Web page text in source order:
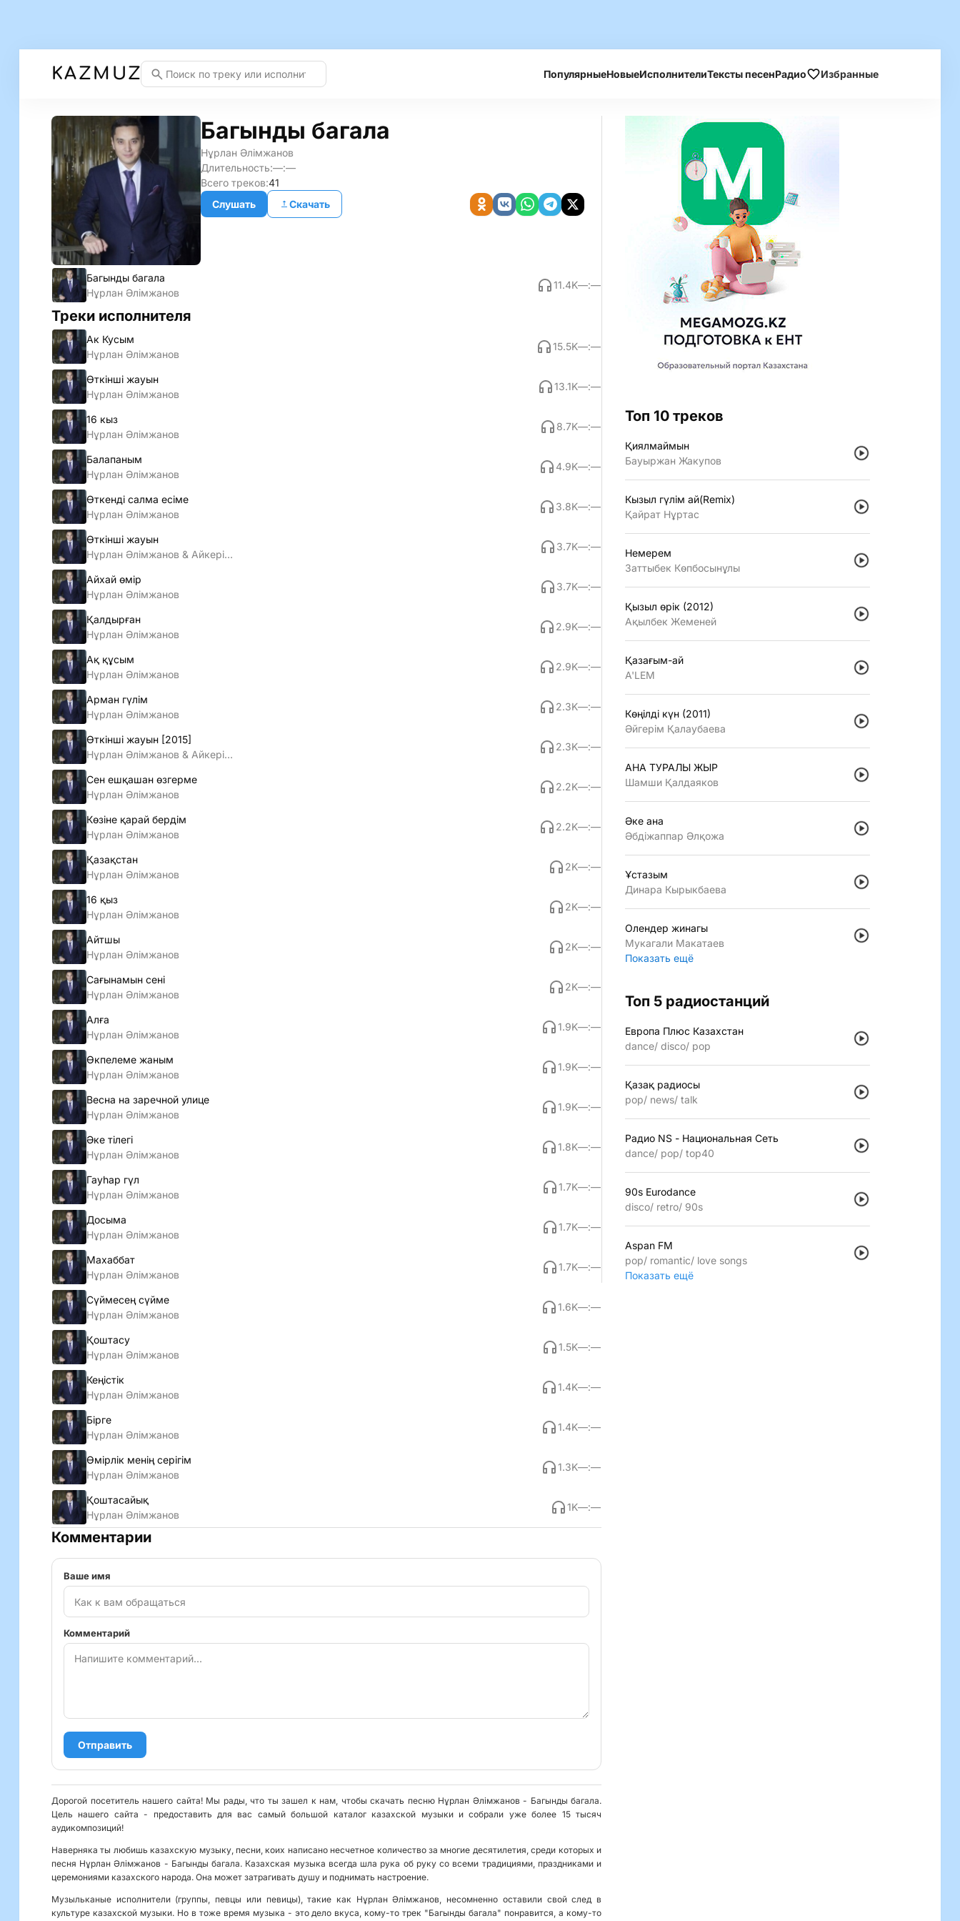
KAZMUZ ПопулярныеНовыеИсполнителиТексты песенРадио Избранные
Багынды багала
Нұрлан Әлiмжанов
Длительность:—:—
Всего треков:41
Слушать
Скачать
Багынды багала
Нұрлан Әлiмжанов
11.4K—:—
Треки исполнителя
Ак Кусым
Нұрлан Әлiмжанов
15.5K—:—
Өткiншi жауын
Нұрлан Әлiмжанов
13.1K—:—
16 кыз
Нұрлан Әлiмжанов
8.7K—:—
Балапаным
Нұрлан Әлімжанов
4.9K—:—
Өткенді салма есіме
Нұрлан Әлімжанов
3.8K—:—
Өткінші жауын
Нұрлан Әлімжанов & Айкерім Қалаубаева
3.7K—:—
Айхай өмір
Нұрлан Әлімжанов
3.7K—:—
Қалдырған
Нұрлан Әлімжанов
2.9K—:—
Ақ құсым
Нұрлан Әлімжанов
2.9K—:—
Арман гүлім
Нұрлан Әлімжанов
2.3K—:—
Өткiншi жауын [2015]
Нұрлан Әлiмжанов & Айкерiм Қалаубаева
2.3K—:—
Сен ешқашан өзгерме
Нұрлан Әлімжанов
2.2K—:—
Көзіне қарай бердім
Нұрлан Әлімжанов
2.2K—:—
Қазақстан
Нұрлан Әлімжанов
2K—:—
16 қыз
Нұрлан Әлімжанов
2K—:—
Айтшы
Нұрлан Әлімжанов
2K—:—
Сағынамын сені
Нұрлан Әлімжанов
2K—:—
Алға
Нұрлан Әлімжанов
1.9K—:—
Өкпелеме жаным
Нұрлан Әлімжанов
1.9K—:—
Весна на заречной улице
Нұрлан Әлімжанов
1.9K—:—
Әке тілегі
Нұрлан Әлімжанов
1.8K—:—
Гауһар гүл
Нұрлан Әлімжанов
1.7K—:—
Досыма
Нұрлан Әлімжанов
1.7K—:—
Махаббат
Нұрлан Әлімжанов
1.7K—:—
Сүймесең сүйме
Нұрлан Әлімжанов
1.6K—:—
Қоштасу
Нұрлан Әлімжанов
1.5K—:—
Кеңicтiк
Нұрлан Әлімжанов
1.4K—:—
Бірге
Нұрлан Әлімжанов
1.4K—:—
Өмірлік менің серігім
Нұрлан Әлімжанов
1.3K—:—
Қоштасайық
Нұрлан Әлімжанов
1K—:—
Комментарии
Ваше имя
Комментарий
Отправить
Дорогой посетитель нашего сайта! Мы рады, что ты зашел к нам, чтобы скачать песню Нұрлан Әлiмжанов - Багынды багала.
Цель нашего сайта - предоставить для вас самый большой каталог казахской музыки и собрали уже более 15 тысяч
аудикомпозиций!
Наверняка ты любишь казахскую музыку, песни, коих написано несчетное количество за многие десятилетия, среди которых и
песня Нұрлан Әлiмжанов - Багынды багала. Казахская музыка всегда шла рука об руку со всеми традициями, праздниками и
церемониями казахского народа. Она может затрагивать душу и поднимать настроение.
Музыльканые исполнители (группы, певцы или певицы), такие как Нұрлан Әлiмжанов, несомненно оставили свой след в
культуре казахской музыки. Но в тоже время музыка - это дело вкуса, кому-то трек "Багынды багала" понравится, а кому-то
Топ 10 треков
Қиялмаймын
Бауыржан Жакупов
Кызыл гүлiм ай(Remix)
Қайрат Нұртас
Немерем
Заттыбек Көпбосынұлы
Қызыл өрiк (2012)
Ақылбек Жеменей
Қазағым-ай
A'LEM
Көңiлдi күн (2011)
Әйгерiм Қалаубаева
АНА ТУРАЛЫ ЖЫР
Шамши Қалдаяков
Әке ана
Әбдiжаппар Әлқожа
Ұстазым
Динара Кырыкбаева
Олендер жинагы
Мукагали Макатаев
Показать ещё
Топ 5 радиостанций
Европа Плюс Казахстан
dance disco pop
Қазақ радиосы
pop
news talk
Радио NS - Национальная Сеть
dance pop top40
90s Eurodance
disco retro 90s
Aspan FM
pop
romantic
love songs
Показать ещё